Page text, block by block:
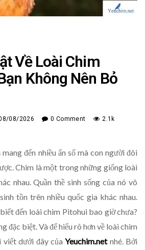
Về Loài Chim
Không Nên Bỏ
08/2026 0 Comment 2.1k
đến nhiều ẩn số mà con người đôi
Chim là một trong những giống loài
nhau. Quần thề sinh sống của nó vô
tồn trên nhiều quốc gia khác nhau.
đến loài chim Pitohui bao giờ chưa?
đặc biệt. Và để hiểu rõ hơn về loài chim
viết dưới đây củaYeuchim.netnhé. Bởi